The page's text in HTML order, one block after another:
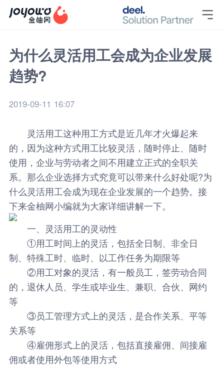

为什么灵活用工会成为企业发展
趋势?
2019-09-11 16:07
灵活用工这种用工方式是近几年才火爆起来
的，因为这种方式用工比较灵活，随时停止、随时
使用，企业与劳动者之间不用建立正式的全职关
系。那么企业选择方式究竟可以带来什么好处呢?为
什么灵活用工会成为现在企业发展的一个趋势。接
下来金柚网小编就为大家详细讲解一下。
一、灵活用工的灵动性
①用工时间上的灵活，包括全日制、非全日
制、特殊工时、临时、以工作任务为期限等
②用工对象的灵活，有一般员工，签劳动合同
的，退休人员、学生或毕业生、兼职、合伙、网约
等
③员工管理方式上的灵活，是合作关系、平等
关系等
④雇佣形式上的灵活，包括直接雇佣、间接雇
佣或者使用外包等使用方式